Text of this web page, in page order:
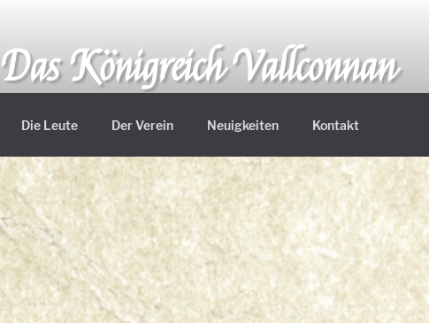
Das Königreich Vallconnan
Die Leute Der Verein Neuigkeiten Kontakt